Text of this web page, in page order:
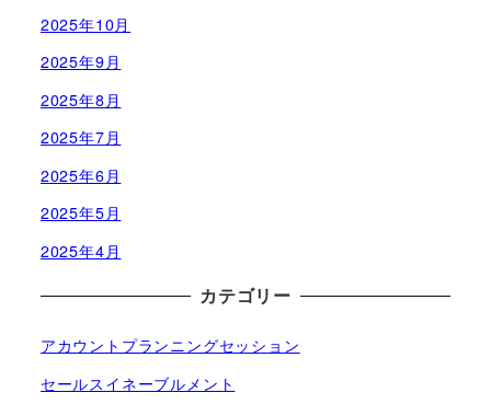
2025年10月
2025年9月
2025年8月
2025年7月
2025年6月
2025年5月
2025年4月
カテゴリー
アカウントプランニングセッション
セールスイネーブルメント